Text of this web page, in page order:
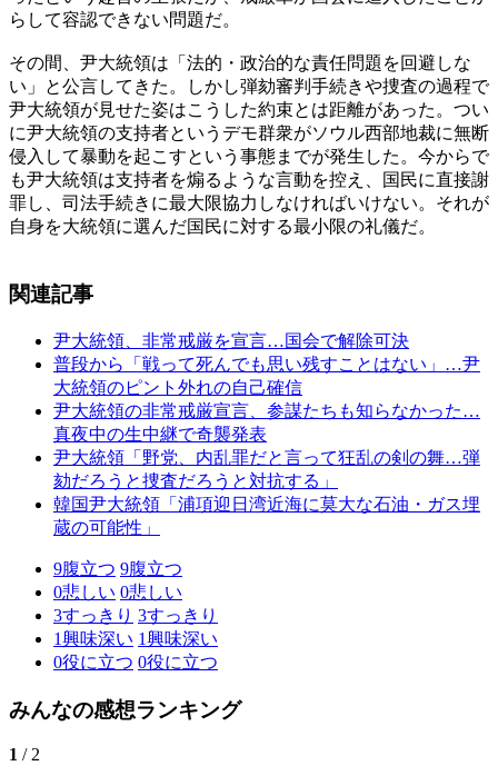
らして容認できない問題だ。
その間、尹大統領は「法的・政治的な責任問題を回避しな
い」と公言してきた。しかし弾劾審判手続きや捜査の過程で
尹大統領が見せた姿はこうした約束とは距離があった。つい
に尹大統領の支持者というデモ群衆がソウル西部地裁に無断
侵入して暴動を起こすという事態までが発生した。今からで
も尹大統領は支持者を煽るような言動を控え、国民に直接謝
罪し、司法手続きに最大限協力しなければいけない。それが
自身を大統領に選んだ国民に対する最小限の礼儀だ。
関連記事
尹大統領、非常戒厳を宣言…国会で解除可決
普段から「戦って死んでも思い残すことはない」…尹
大統領のピント外れの自己確信
尹大統領の非常戒厳宣言、参謀たちも知らなかった…
真夜中の生中継で奇襲発表
尹大統領「野党、内乱罪だと言って狂乱の剣の舞…弾
劾だろうと捜査だろうと対抗する」
韓国尹大統領「浦項迎日湾近海に莫大な石油・ガス埋
蔵の可能性」
9腹立つ 9腹立つ
0悲しい 0悲しい
3すっきり 3すっきり
1興味深い 1興味深い
0役に立つ 0役に立つ
みんなの感想ランキング
1 / 2